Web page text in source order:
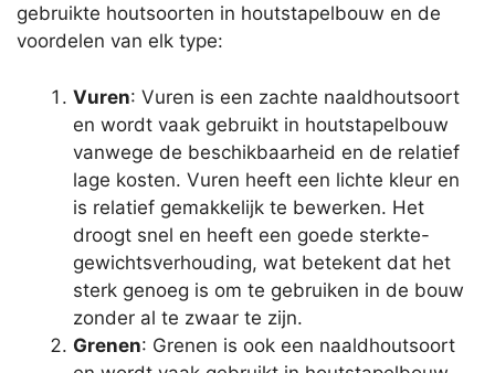
gebruikte houtsoorten in houtstapelbouw en de
voordelen van elk type:
Vuren: Vuren is een zachte naaldhoutsoort
en wordt vaak gebruikt in houtstapelbouw
vanwege de beschikbaarheid en de relatief
lage kosten. Vuren heeft een lichte kleur en
is relatief gemakkelijk te bewerken. Het
droogt snel en heeft een goede sterkte-
gewichtsverhouding, wat betekent dat het
sterk genoeg is om te gebruiken in de bouw
zonder al te zwaar te zijn.
Grenen: Grenen is ook een naaldhoutsoort